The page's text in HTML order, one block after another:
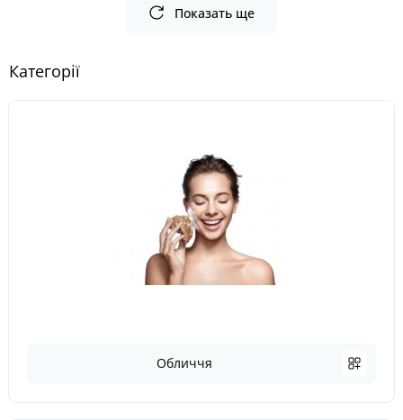
Показать ще
Категорії
Обличчя